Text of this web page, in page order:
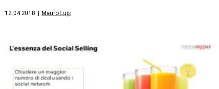
12.04.2018 Mauro Lupi